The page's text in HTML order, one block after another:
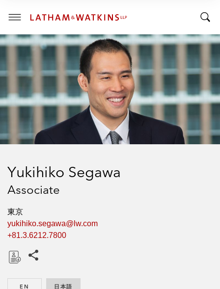
T
o
g
M
e
o
g
e
S
Yukihiko Segawa
Associate
東京
yukihiko.segawa@lw.com
+81.3.6212.7800
EN ENGLISH日本語
S
E
I
O